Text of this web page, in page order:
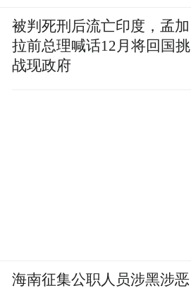
被判死刑后流亡印度，孟加
拉前总理喊话12月将回国挑
战现政府
海南征集公职人员涉黑涉恶